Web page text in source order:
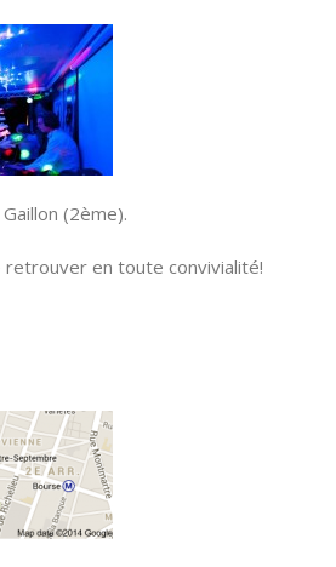
(2ème).
retrouver en toute convivialité!